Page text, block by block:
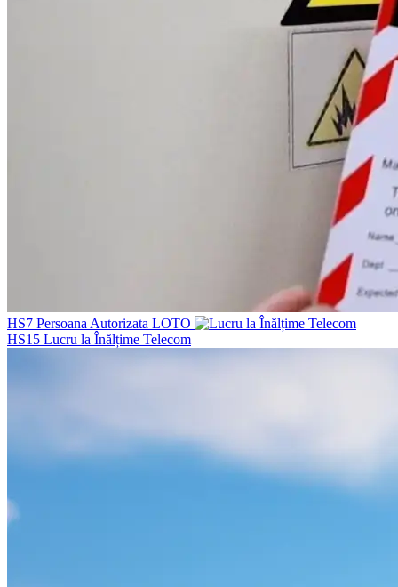
HS7 Persoana Autorizata LOTO
HS15 Lucru la Înălțime Telecom